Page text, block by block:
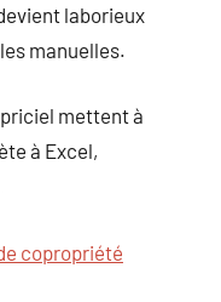
laborieux
manuelles.
mettent à
à Excel,
copropriété